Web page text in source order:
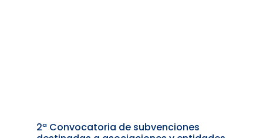
2ª Convocatoria de subvenciones